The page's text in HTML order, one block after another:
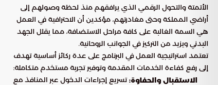
الأتمتة والتحول الرقمي الذي يرافقهم منذ لحظة وصولهم إلى
أراضي المملكة وحتى مغادرتهم، مؤكدين أن الاحترافية في العمل
هي السمة الغالبة على كافة مراحل الاستضافة، مما يقلل الجهد
البدني ويزيد من التركيز في الجوانب الروحانية.
تعتمد استراتيجية العمل في البرنامج على عدة ركائز أساسية تهدف
إلى رفع كفاءة الخدمات المقدمة وتوفير تجربة مستخدم متكاملة:
الاستقبال والحفاوة:تسريع إجراءات الدخول عبر المنافذ مع